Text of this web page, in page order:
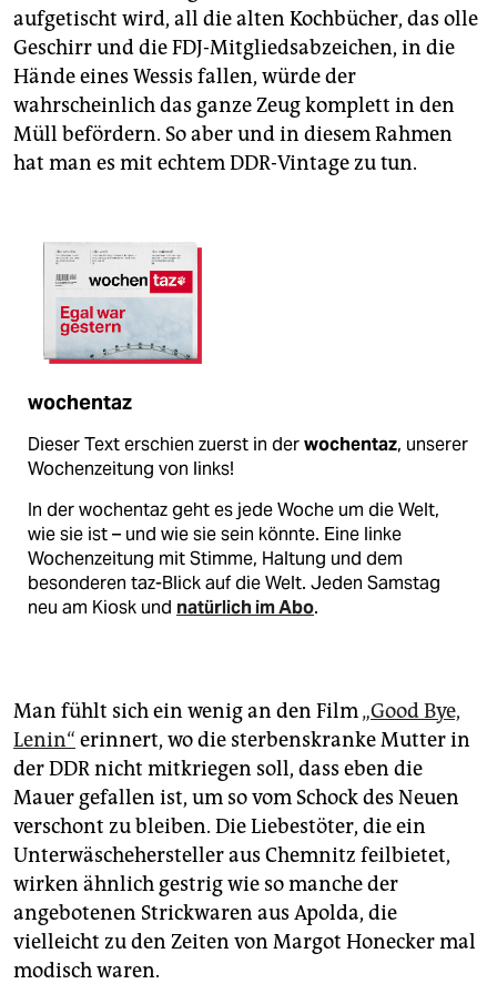
aufgetischt wird, all die alten Kochbücher, das olle
Geschirr und die FDJ-Mitgliedsabzeichen, in die
Hände eines Wessis fallen, würde der
wahrscheinlich das ganze Zeug komplett in den
Müll befördern. So aber und in diesem Rahmen
hat man es mit echtem DDR-Vintage zu tun.
wochentaz
Dieser Text erschien zuerst in derwochentaz, unserer
Wochenzeitung von links!
In der wochentaz geht es jede Woche um die Welt,
wie sie ist – und wie sie sein könnte. Eine linke
Wochenzeitung mit Stimme, Haltung und dem
besonderen taz-Blick auf die Welt. Jeden Samstag
neu am Kiosk und natürlich im Abo.
Man fühlt sich ein wenig an den Film„Good Bye,
Lenin“ erinnert, wo die sterbenskranke Mutter in
der DDR nicht mitkriegen soll, dass eben die
Mauer gefallen ist, um so vom Schock des Neuen
verschont zu bleiben. Die Liebestöter, die ein
Unterwäschehersteller aus Chemnitz feilbietet,
wirken ähnlich gestrig wie so manche der
angebotenen Strickwaren aus Apolda, die
vielleicht zu den Zeiten von Margot Honecker mal
modisch waren.